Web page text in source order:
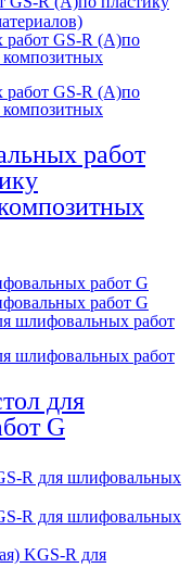
работ
для
G